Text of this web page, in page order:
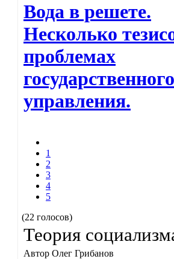
Вода в решете.
Несколько
проблемах
государственного
управления.
1
2
3
4
5
(22 голосов)
Теория
Автор Олег Грибанов